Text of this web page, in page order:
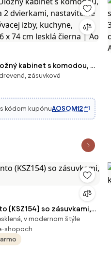
kabinet s komodou, 2
dvierkami, nastaviteľné
izby, kuchyne,
x 74 cm lesklá čierna |
zásuvková
s kódom kupónuAOSOM12
(KSZ154) so zásuvkami,
v modernom štýle
shopoch